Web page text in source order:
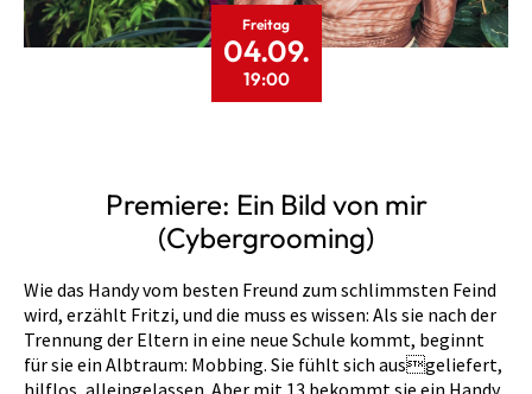
Freitag
04.09.
19:00
Premiere: Ein Bild von mir
(Cybergrooming)
Wie das Handy vom besten Freund zum schlimmsten Feind
wird, erzählt Fritzi, und die muss es wissen: Als sie nach der
Trennung der Eltern in eine neue Schule kommt, beginnt
für sie ein Albtraum: Mobbing. Sie fühlt sich ausgeliefert,
hilflos, alleingelassen. Aber mit 13 bekommt sie ein Handy,